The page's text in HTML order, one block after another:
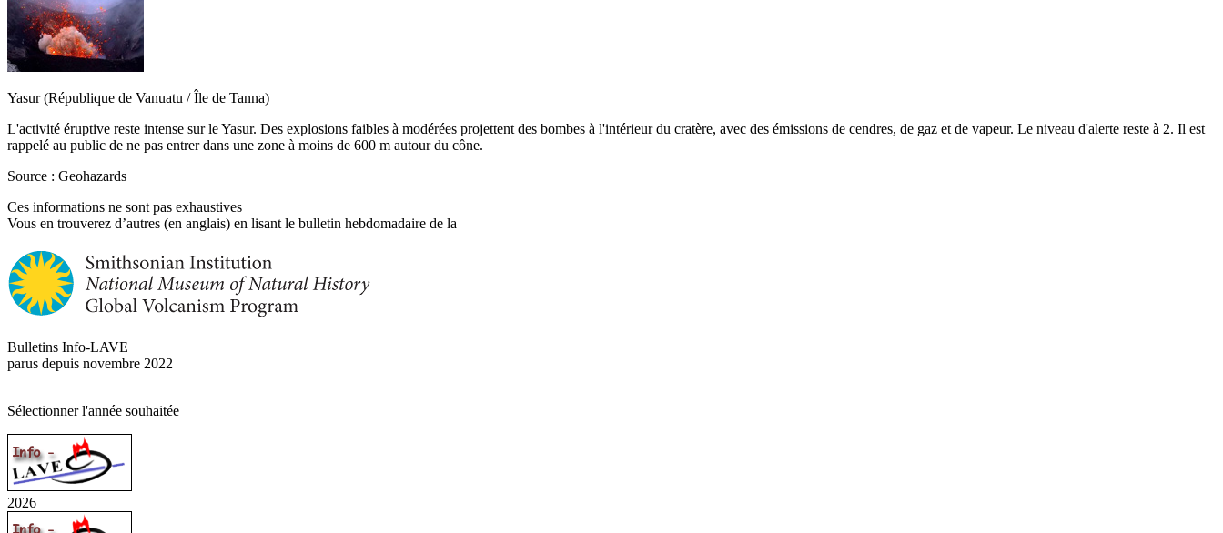
Yasur (République de Vanuatu / Île de Tanna)
L'activité éruptive reste intense sur le Yasur. Des explosions faibles à modérées projettent des bombes à l'intérieur du cratère, avec des émissions de cendres, de gaz et de vapeur. Le niveau d'alerte reste à 2. Il est
rappelé au public de ne pas entrer dans une zone à moins de 600 m autour du cône.
Source : Geohazards
Ces informations ne sont pas exhaustives
Vous en trouverez d’autres (en anglais) en lisant le bulletin hebdomadaire de la
Bulletins Info-LAVE
parus depuis novembre 2022
Sélectionner l'année souhaitée
2026